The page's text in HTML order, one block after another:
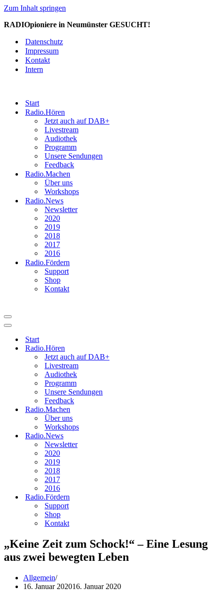
Zum Inhalt springen
RADIOpioniere in Neumünster GESUCHT!
Datenschutz
Impressum
Kontakt
Intern
Start
Radio.Hören
Jetzt auch auf DAB+
Livestream
Audiothek
Programm
Unsere Sendungen
Feedback
Radio.Machen
Über uns
Workshops
Radio.News
Newsletter
2020
2019
2018
2017
2016
Radio.Fördern
Support
Shop
Kontakt
Navigationsmenü
Navigationsmenü
Start
Radio.Hören
Jetzt auch auf DAB+
Livestream
Audiothek
Programm
Unsere Sendungen
Feedback
Radio.Machen
Über uns
Workshops
Radio.News
Newsletter
2020
2019
2018
2017
2016
Radio.Fördern
Support
Shop
Kontakt
„Keine Zeit zum Schock!“ – Eine Lesung
aus zwei bewegten Leben
Allgemein
16. Januar 202016. Januar 2020